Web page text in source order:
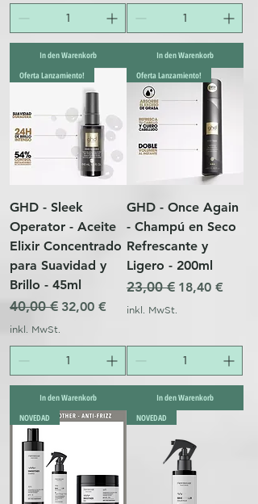
In den Warenkorb
In den Warenkorb
Oferta Lanzamiento!
GHD - Sleek
Operator - Aceite
Elixir Concentrado
para Suavidad y
Brillo - 45ml
Standardpreis
40,00 € Sale-Preis
32,00 €
inkl. MwSt.
In den Warenkorb
Oferta Lanzamiento!
GHD - Once Again
- Champú en Seco
Refrescante y
Ligero - 200ml
Standardpreis
23,00 € Sale-Preis
18,40 €
inkl. MwSt.
In den Warenkorb
NOVEDAD
NOVEDAD